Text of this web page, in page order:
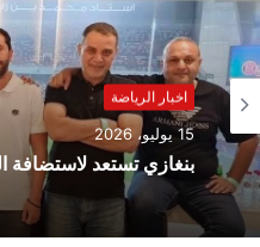
اخبار الرياضة
15 يوليو، 2026
بنغازي تستعد لاستضافة البطولة العربية للمواي تاي